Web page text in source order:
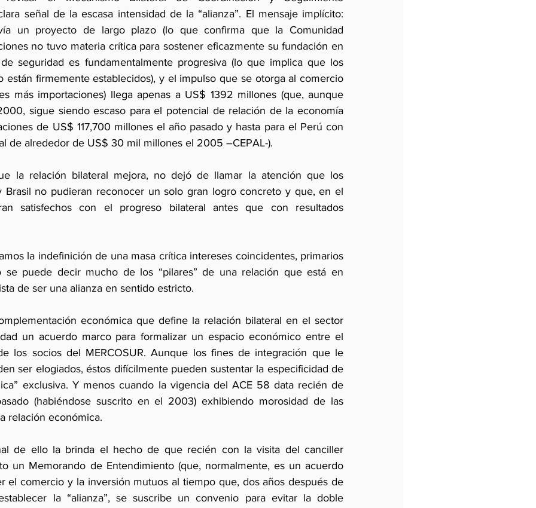
señal de la escasa intensidad de la “alianza”. El mensaje implícito:
un proyecto de largo plazo (lo que confirma que la Comunidad
no tuvo materia crítica para sostener eficazmente su fundación en
seguridad es fundamentalmente progresiva (lo que implica que los
están firmemente establecidos), y el impulso que se otorga al comercio
más importaciones) llega apenas a US$ 1392 millones (que, aunque
sigue siendo escaso para el potencial de relación de la economía
de US$ 117,700 millones el año pasado y hasta para el Perú con
de alrededor de US$ 30 mil millones el 2005 –CEPAL-).
la relación bilateral mejora, no dejó de llamar la atención que los
Brasil no pudieran reconocer un solo gran logro concreto y que, en el
satisfechos con el progreso bilateral antes que con resultados
la indefinición de una masa crítica intereses coincidentes, primarios
se puede decir mucho de los “pilares” de una relación que está en
de ser una alianza en sentido estricto.
económica que define la relación bilateral en el sector
un acuerdo marco para formalizar un espacio económico entre el
los socios del MERCOSUR. Aunque los fines de integración que le
ser elogiados, éstos difícilmente pueden sustentar la especificidad de
exclusiva. Y menos cuando la vigencia del ACE 58 data recién de
(habiéndose suscrito en el 2003) exhibiendo morosidad de las
relación económica.
de ello la brinda el hecho de que recién con la visita del canciller
un Memorando de Entendimiento (que, normalmente, es un acuerdo
el comercio y la inversión mutuos al tiempo que, dos años después de
la “alianza”, se suscribe un convenio para evitar la doble